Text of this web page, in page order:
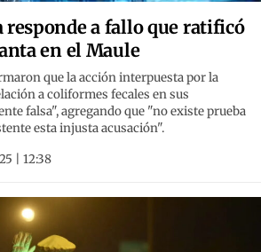
responde a fallo que ratificó
en el Maule
que la acción interpuesta por la
a coliformes fecales en sus
falsa", agregando que "no existe prueba
esta injusta acusación".
| 12:38